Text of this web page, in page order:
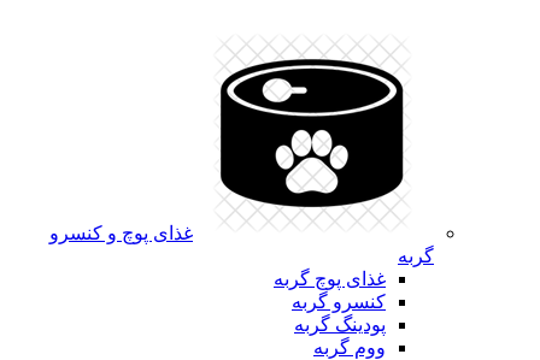
غذای پوچ و کنسرو
گربه
غذای پوچ گربه
کنسرو گربه
پودینگ گربه
ووم گربه